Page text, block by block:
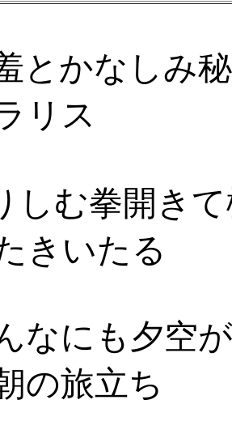
かなしみ秘
リス
む拳開きて
きいたる
にも夕空が
の旅立ち